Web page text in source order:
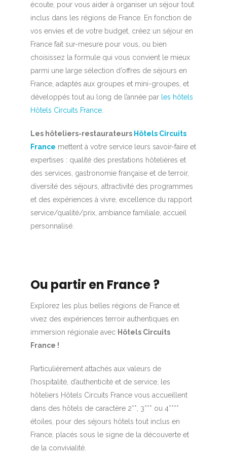
écoute, pour vous aider à organiser un séjour tout
inclus dans les régions de France. En fonction de
vos envies et de votre budget, créez un séjour en
France fait sur-mesure pour vous, ou bien
choisissez la formule qui vous convient le mieux
parmi une large sélection d’offres de séjours en
France, adaptés aux groupes et mini-groupes, et
développés tout au long de l’année par les hôtels
Hôtels Circuits France.
Les hôteliers-restaurateurs Hôtels Circuits
France mettent à votre service leurs savoir-faire et
expertises : qualité des prestations hôtelières et
des services, gastronomie française et de terroir,
diversité des séjours, attractivité des programmes
et des expériences à vivre, excellence du rapport
service/qualité/prix, ambiance familiale, accueil
personnalisé.
Ou partir en France ?
Explorez les plus belles régions de France et
vivez des expériences terroir authentiques en
immersion régionale avec Hôtels Circuits
France !
Particulièrement attachés aux valeurs de
l’hospitalité, d’authenticité et de service, les
hôteliers Hôtels Circuits France vous accueillent
dans des hôtels de caractère 2**, 3*** ou 4****
étoiles, pour des séjours hôtels tout inclus en
France, placés sous le signe de la découverte et
de la convivialité.